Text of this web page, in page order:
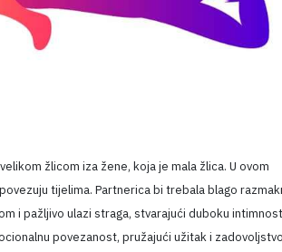
žlicom iza žene, koja je mala žlica. U ovom
tijelima. Partnerica bi trebala blago
i pažljivo ulazi straga, stvarajući duboku
povezanost, pružajući užitak i